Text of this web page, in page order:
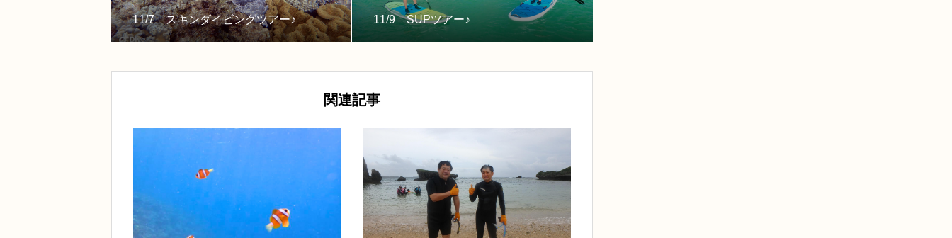
11/7 スキンダイビングツアー♪ 11/9 SUPツアー♪
関連記事